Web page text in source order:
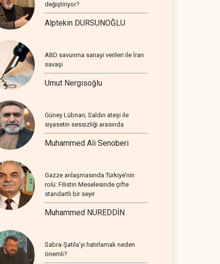
değiştiriyor?
Alptekin DURSUNOĞLU
ABD savunma sanayi verileri ile İran
savaşı
Umut Nergisoğlu
Güney Lübnan; Saldırı ateşi ile
siyasetin sessizliği arasında
Muhammed Ali Senoberi
Gazze anlaşmasında Türkiye’nin
rolü: Filistin Meselesinde çifte
standartlı bir seyir
Muhammed NUREDDİN
Sabra-Şatila’yı hatırlamak neden
önemli?